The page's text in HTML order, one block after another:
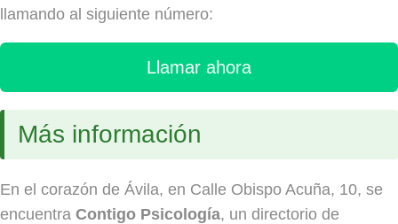
llamando al siguiente número:
Llamar ahora
Más información
En el corazón de Ávila, en Calle Obispo Acuña, 10, se
encuentra Contigo Psicología, un directorio de